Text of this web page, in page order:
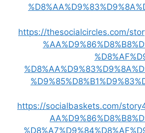
https://thesocialcircles.com/
https://socialbaskets.com/